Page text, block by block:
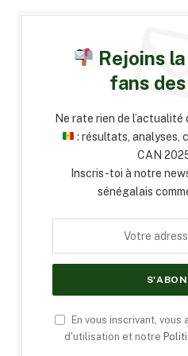
Rejoins
fans
Ne rate rien de
: résultats, analyses,
CAN
Inscris-toi à notre
sénégalais
En vous inscrivant,
d'utilisation et notre